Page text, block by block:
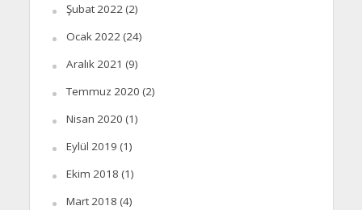
Şubat 2022(2)
Ocak 2022(24)
Aralık 2021 (9)
Temmuz 2020 (2)
Nisan 2020 (1)
Eylül 2019 (1)
Ekim 2018 (1)
Mart 2018 (4)